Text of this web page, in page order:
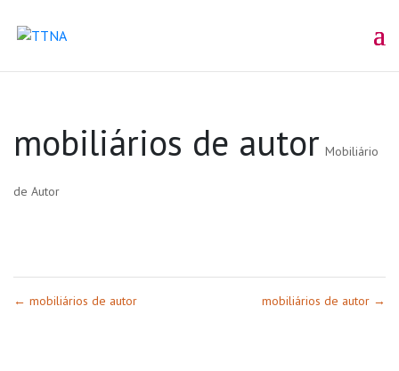
mobiliários de autor Mobiliário
de Autor
← mobiliários de autor mobiliários de autor →